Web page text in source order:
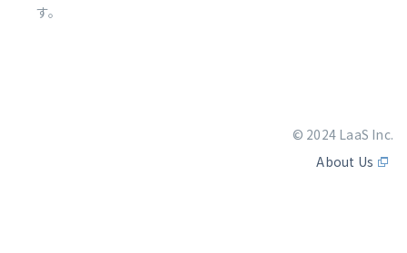
す。
© 2024 LaaS Inc.
About Us